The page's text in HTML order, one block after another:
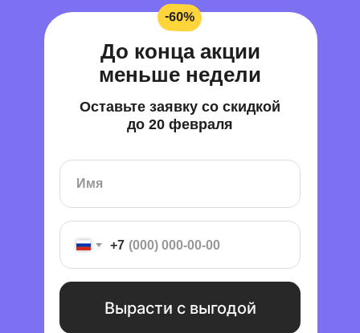
+7
Вырасти с выгодой
Оставьте заявку со скидкой
до 20 февраля
До конца акции
меньше недели
-60%